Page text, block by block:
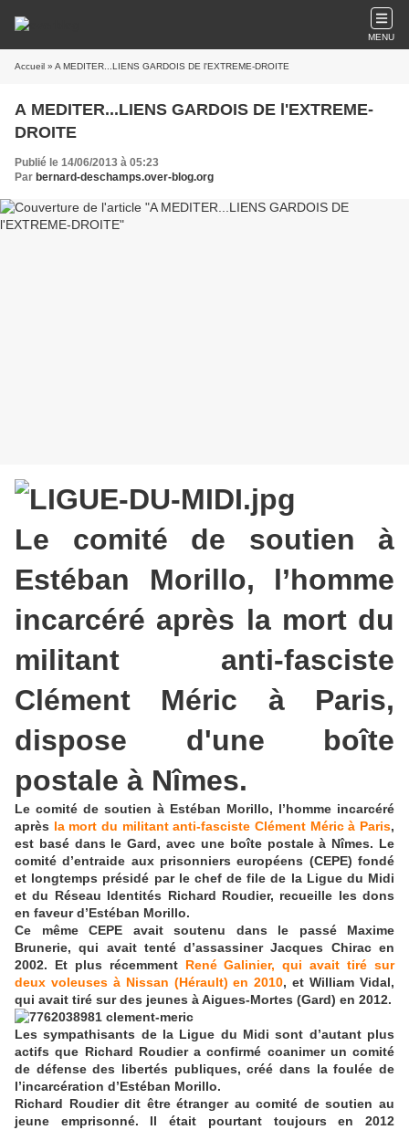
MENU
Accueil » A MEDITER...LIENS GARDOIS DE l'EXTREME-DROITE
A MEDITER...LIENS GARDOIS DE l'EXTREME-
DROITE
Publié le 14/06/2013 à 05:23
Par bernard-deschamps.over-blog.org
Le comité de soutien à
Estéban Morillo, l’homme
incarcéré après la mort du
militant anti-fasciste
Clément Méric à Paris,
dispose d'une boîte
postale à Nîmes.
Le comité de soutien à Estéban Morillo, l’homme incarcéré
après la mort du militant anti-fasciste Clément Méric à Paris,
est basé dans le Gard, avec une boîte postale à Nîmes. Le
comité d’entraide aux prisonniers européens (CEPE) fondé
et longtemps présidé par le chef de file de la Ligue du Midi
et du Réseau Identités Richard Roudier, recueille les dons
en faveur d’Estéban Morillo.
Ce même CEPE avait soutenu dans le passé Maxime
Brunerie, qui avait tenté d’assassiner Jacques Chirac en
2002. Et plus récemment René Galinier, qui avait tiré sur
deux voleuses à Nissan (Hérault) en 2010, et William Vidal,
qui avait tiré sur des jeunes à Aigues-Mortes (Gard) en 2012.
Les sympathisants de la Ligue du Midi sont d’autant plus
actifs que Richard Roudier a confirmé coanimer un comité
de défense des libertés publiques, créé dans la foulée de
l’incarcération d’Estéban Morillo.
Richard Roudier dit être étranger au comité de soutien au
jeune emprisonné. Il était pourtant toujours en 2012